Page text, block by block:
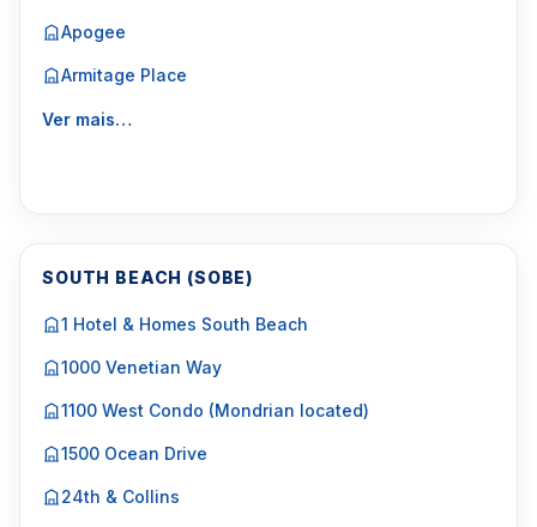
Apogee
Armitage Place
Ver mais…
SOUTH BEACH (SOBE)
1 Hotel & Homes South Beach
1000 Venetian Way
1100 West Condo (Mondrian located)
1500 Ocean Drive
24th & Collins